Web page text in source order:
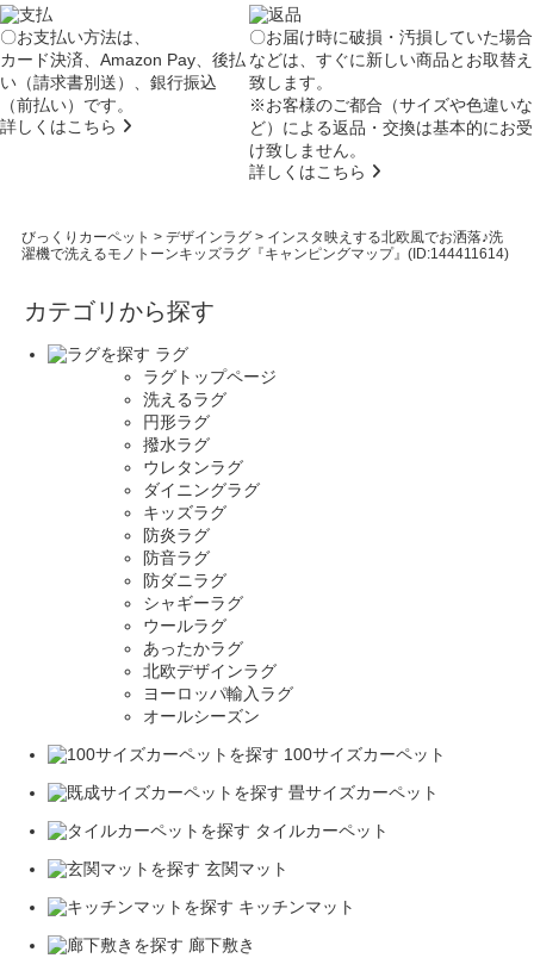
〇お支払い方法は、
カード決済、Amazon Pay、後払
い（請求書別送）、銀行振込
（前払い）です。
詳しくはこちら
〇お届け時に破損・汚損していた場合
などは、すぐに新しい商品とお取替え
致します。
※お客様のご都合（サイズや色違いな
ど）による返品・交換は基本的にお受
け致しません。
詳しくはこちら
びっくりカーペット > デザインラグ> インスタ映えする北欧風でお洒落♪洗
濯機で洗えるモノトーンキッズラグ『キャンピングマップ』(ID:144411614)
カテゴリから探す
ラグ
ラグトップページ
洗えるラグ
円形ラグ
撥水ラグ
ウレタンラグ
ダイニングラグ
キッズラグ
防炎ラグ
防音ラグ
防ダニラグ
シャギーラグ
ウールラグ
あったかラグ
北欧デザインラグ
ヨーロッパ輸入ラグ
オールシーズン
100サイズカーペット
畳サイズカーペット
タイルカーペット
玄関マット
キッチンマット
廊下敷き